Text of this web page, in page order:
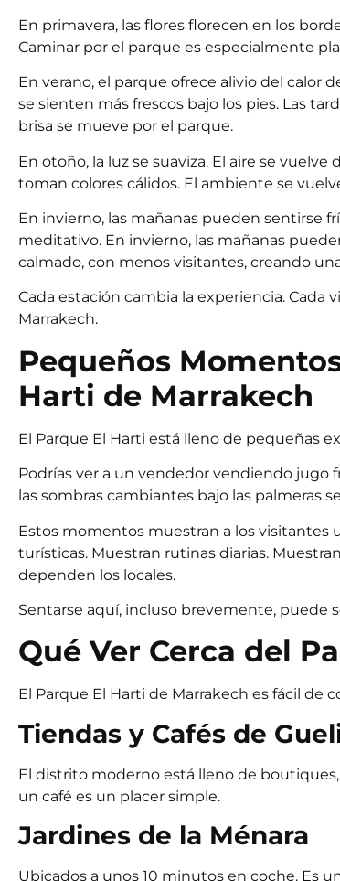
En primavera, las flores florecen en los
Caminar por el parque es especialmente
En verano, el parque ofrece alivio del calor
se sienten más frescos bajo los pies. Las
brisa se mueve por el parque.
En otoño, la luz se suaviza. El aire se
toman colores cálidos. El ambiente se
En invierno, las mañanas pueden sentirse
meditativo. En invierno, las mañanas
calmado, con menos visitantes, creando
Cada estación cambia la experiencia.
Marrakech.
Pequeños
Harti de Marrakech
El Parque El Harti está lleno de pequeñas
Podrías ver a un vendedor vendiendo jugo
las sombras cambiantes bajo las palmeras
Estos momentos muestran a los visitantes
turísticas. Muestran rutinas diarias.
dependen los locales.
Sentarse aquí, incluso brevemente, puede
Qué Ver Cerca del
El Parque El Harti de Marrakech es fácil de
Tiendas y Cafés de
El distrito moderno está lleno de
un café es un placer simple.
Jardines de la Ménara
Ubicados a unos 10 minutos en coche. Es